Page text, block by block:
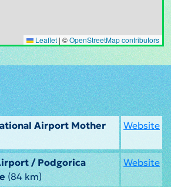
Leaflet | ©OpenStreetMap contributors
Airport Mother
Website
/ Podgorica
(84 km)
Website